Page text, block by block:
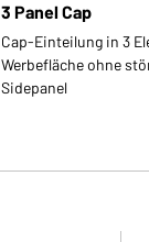
3 Panel Cap
Cap-Einteilung in 3
Werbefläche ohne
Sidepanel